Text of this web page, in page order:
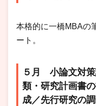
本格的に一橋MBAの
ート。
５月 小論文対策
類・研究計画書
成／先行研究の調